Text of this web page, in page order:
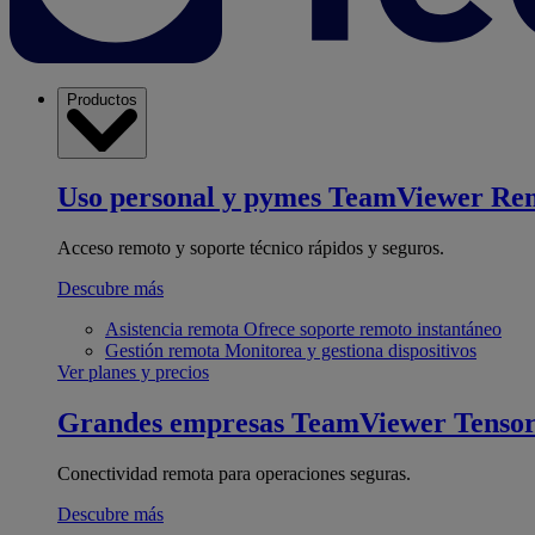
Productos
Uso personal y pymes TeamViewer
Acceso remoto y soporte técnico rápidos y seguros.
Descubre más
Asistencia remota Ofrece soporte remoto instantáneo
Gestión remota Monitorea y gestiona dispositivos
Ver planes y precios
Grandes empresas TeamViewer Tensor
Conectividad remota para operaciones seguras.
Descubre más